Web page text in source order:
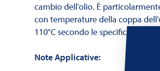
cambio dell'olio. È
con temperature della coppa
110°C secondo le specifiche ZF.
Note Applicative: